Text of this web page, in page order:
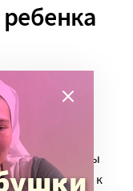
Жаров,
такова: если мы
то обращаемся к